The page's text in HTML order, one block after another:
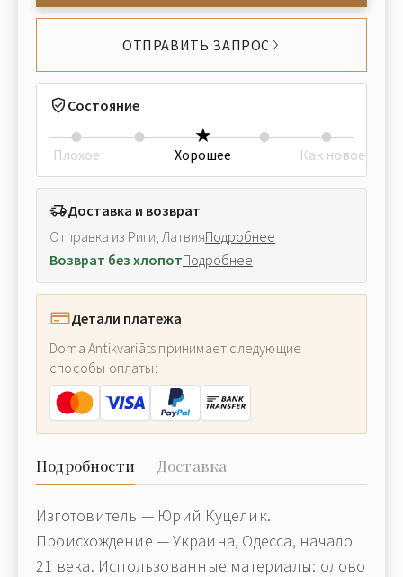
ОТПРАВИТЬ ЗАПРОС
Состояние
Плохое Хорошее Как новое
Доставка и возврат
Отправка из Риги, ЛатвияПодробнее
Возврат без хлопотПодробнее
Детали платежа
Doma Antikvariāts принимает следующие
способы оплаты:
Подробности Доставка
Изготовитель — Юрий Куцелик.
Происхождение — Украина, Одесса, начало
21 века. Использованные материалы: олово